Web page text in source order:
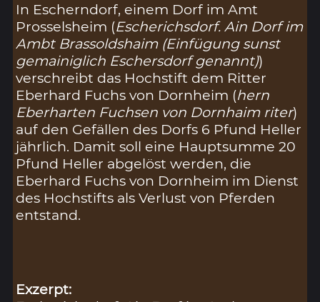
In Escherndorf, einem Dorf im Amt
Prosselsheim (Escherichsdorf. Ain Dorf im
Ambt Brassoldshaim (Einfügung sunst
gemainiglich Eschersdorf genannt))
verschreibt das Hochstift dem Ritter
Eberhard Fuchs von Dornheim (hern
Eberharten Fuchsen von Dornhaim riter)
auf den Gefällen des Dorfs 6 Pfund Heller
jährlich. Damit soll eine Hauptsumme 20
Pfund Heller abgelöst werden, die
Eberhard Fuchs von Dornheim im Dienst
des Hochstifts als Verlust von Pferden
entstand.
Exzerpt: